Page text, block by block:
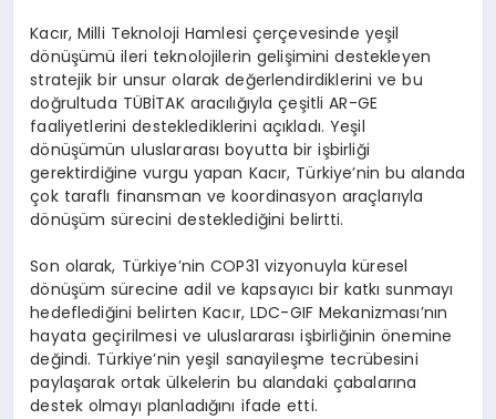
Kacır, Milli Teknoloji Hamlesi çerçevesinde yeşil
dönüşümü ileri teknolojilerin gelişimini destekleyen
stratejik bir unsur olarak değerlendirdiklerini ve bu
doğrultuda TÜBİTAK aracılığıyla çeşitli AR-GE
faaliyetlerini desteklediklerini açıkladı. Yeşil
dönüşümün uluslararası boyutta bir işbirliği
gerektirdiğine vurgu yapan Kacır, Türkiye’nin bu alanda
çok taraflı finansman ve koordinasyon araçlarıyla
dönüşüm sürecini desteklediğini belirtti.
Son olarak, Türkiye’nin COP31 vizyonuyla küresel
dönüşüm sürecine adil ve kapsayıcı bir katkı sunmayı
hedeflediğini belirten Kacır, LDC-GIF Mekanizması’nın
hayata geçirilmesi ve uluslararası işbirliğinin önemine
değindi. Türkiye’nin yeşil sanayileşme tecrübesini
paylaşarak ortak ülkelerin bu alandaki çabalarına
destek olmayı planladığını ifade etti.